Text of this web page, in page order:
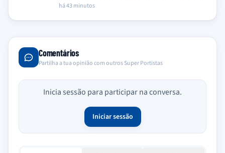
do título da…
há 43 minutos
Comentários
Partilha a tua opinião com outros Super Portistas
Inicia sessão para participar na conversa.
Iniciar sessão